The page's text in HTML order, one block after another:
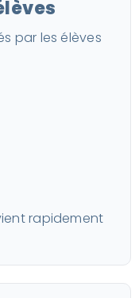
par les élèves
rapidement